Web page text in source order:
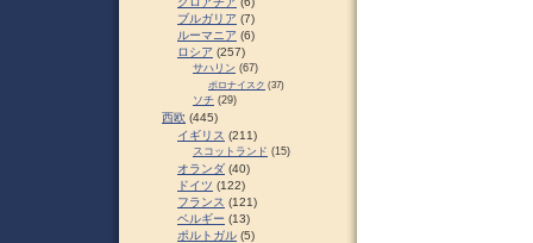
ブルガリア (7)
ルーマニア (6)
ロシア (257)
サハリン (67)
ポロナイスク (37)
ソチ (29)
西欧 (445)
イギリス (211)
スコットランド (15)
オランダ (40)
ドイツ (122)
フランス (121)
ベルギー (13)
ポルトガル (5)